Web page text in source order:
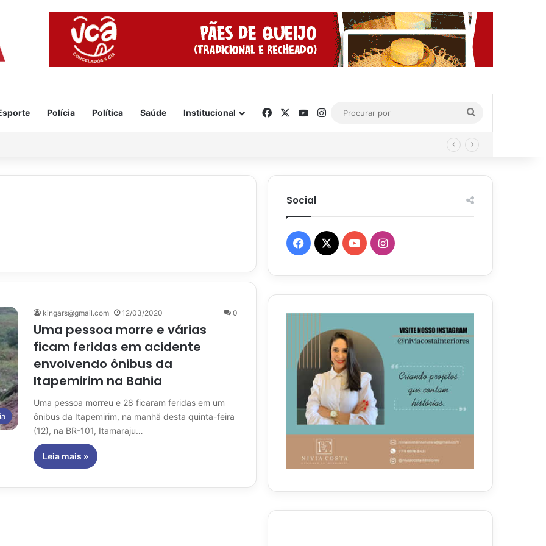
Polícia Política Saúde Institucional FacebookYouTube
Instagram
por
kingars@gmail.com 12/03/2020 0
Uma pessoa morre e várias
ficam feridas em acidente
envolvendo ônibus da
Itapemirim na Bahia
Uma pessoa morreu e 28 ficaram feridas em um
ônibus da Itapemirim, na manhã desta quinta-feira
(12), na BR-101, Itamaraju…
Leia mais »
Social
Facebook
X YouTubeInstagram